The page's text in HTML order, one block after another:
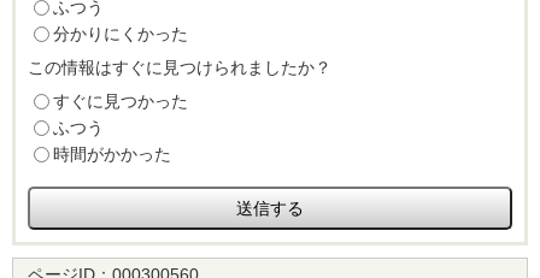
ふつう
分かりにくかった
この情報はすぐに見つけられましたか？
すぐに見つかった
ふつう
時間がかかった